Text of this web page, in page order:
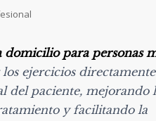
domicilio para personas
ejercicios
del paciente, mejorando
y facilitando la